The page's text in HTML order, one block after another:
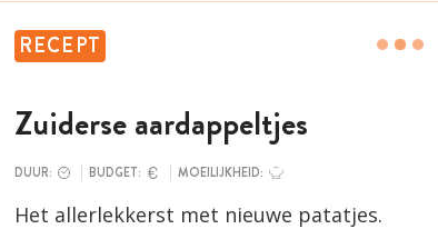
RECEPT
Zuiderse aardappeltjes
DUUR: BUDGET: MOEILIJKHEID:
Het allerlekkerst met nieuwe patatjes.